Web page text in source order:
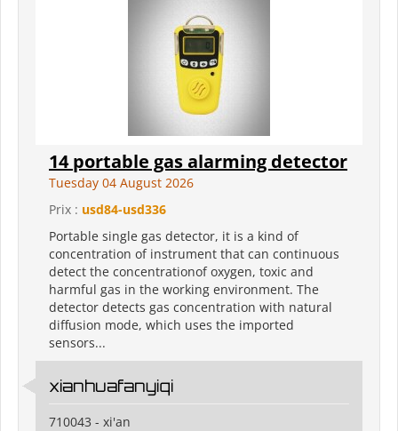
14 portable gas alarming detector
Tuesday 04 August 2026
Prix : usd84-usd336
Portable single gas detector, it is a kind of
concentration of instrument that can continuous
detect the concentrationof oxygen, toxic and
harmful gas in the working environment. The
detector detects gas concentration with natural
diffusion mode, which uses the imported
sensors...
xianhuafanyiqi
710043 - xi'an